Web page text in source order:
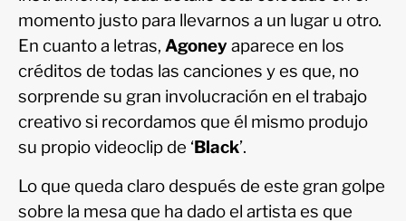
momento justo para llevarnos a un lugar u otro.
En cuanto a letras, Agoney aparece en los
créditos de todas las canciones y es que, no
sorprende su gran involucración en el trabajo
creativo si recordamos que él mismo produjo
su propio videoclip de ‘Black’.
Lo que queda claro después de este gran golpe
sobre la mesa que ha dado el artista es que